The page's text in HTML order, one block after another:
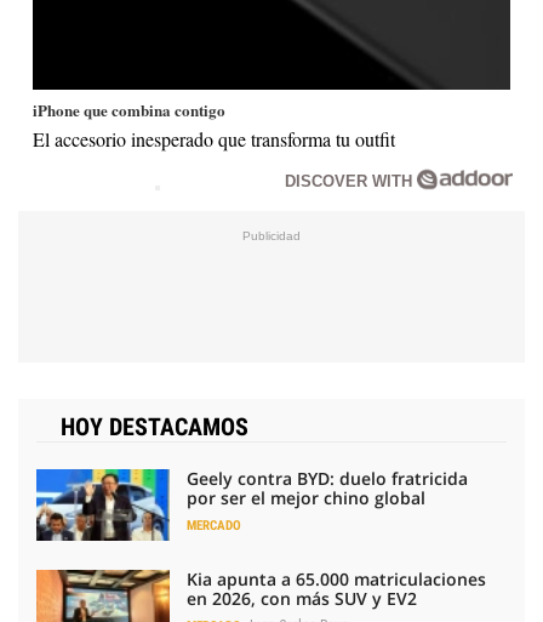
iPhone que combina contigo
El accesorio inesperado que transforma tu outfit
DISCOVER WITH
HOY DESTACAMOS
Geely contra BYD: duelo fratricida
por ser el mejor chino global
MERCADO
Kia apunta a 65.000 matriculaciones
en 2026, con más SUV y EV2